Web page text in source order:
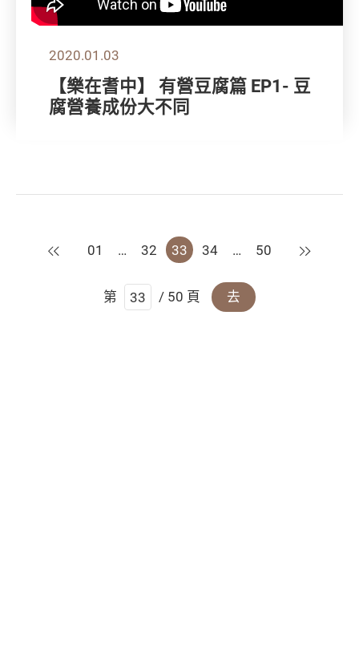
2020.01.03
【樂在耆中】 有營豆腐篇 EP1- 豆
腐營養成份大不同
上一頁
01 … 32 33 34 … 50 下一頁
第 / 50 頁 去